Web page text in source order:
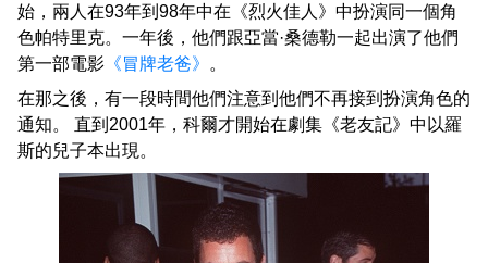
始，兩人在93年到98年中在《烈火佳人》中扮演同一個角
色帕特里克。一年後，他們跟亞當·桑德勒一起出演了他們
第一部電影 《冒牌老爸》
。
在那之後，有一段時間他們注意到他們不再接到扮演角色的
通知。 直到2001年，科爾才開始在劇集《老友記》中以羅
斯的兒子本出現。